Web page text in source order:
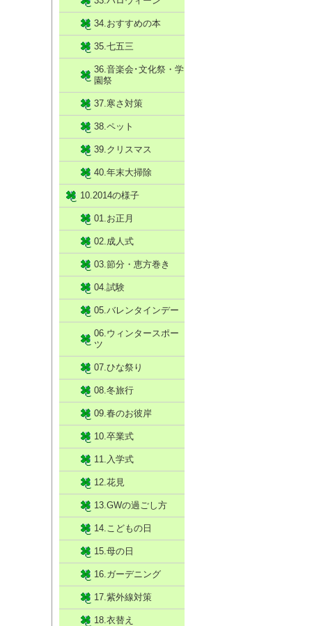
34.おすすめの本
35.七五三
36.音楽会･文化祭・学
園祭
37.寒さ対策
38.ペット
39.クリスマス
40.年末大掃除
10.2014の様子
01.お正月
02.成人式
03.節分・恵方巻き
04.試験
05.バレンタインデー
06.ウィンタースポー
ツ
07.ひな祭り
08.冬旅行
09.春のお彼岸
10.卒業式
11.入学式
12.花見
13.GWの過ごし方
14.こどもの日
15.母の日
16.ガーデニング
17.紫外線対策
18.衣替え